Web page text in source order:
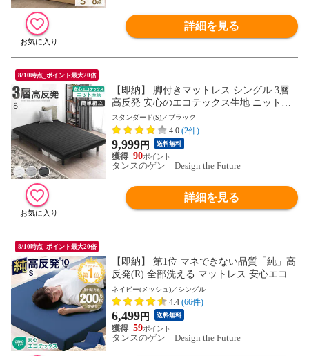
詳細を見る
8/10時点_ポイント最大20倍
【即納】 脚付きマットレス シングル 3層
高反発 安心のエコテックス生地 ニット生
地 脚付きベッド 脚付マットレス マットレ
スベッド 脚付き 足付き マットレス ベッド
ベット マットレス付き 圧縮 一体型 178101
38〔ブラック〕
スタンダード(S)／ブラック
4.0 (2件)
9,999円 送料無料
90
タンスのゲン Design the Future
詳細を見る
8/10時点_ポイント最大20倍
【即納】 第1位 マネできない品質「純」高
反発(R) 全部洗える マットレス 安心エコテ
ックス シングル 三つ折り 10cm 密度25D 1
90N マット 折りたたみ 高反発マットレス
高反発 敷布団 敷き布団 直置き 1381008422
〔ネイビー(メッシュ)〕
ネイビー(メッシュ)／シングル
4.4 (66件)
6,499円 送料無料
59
タンスのゲン Design the Future